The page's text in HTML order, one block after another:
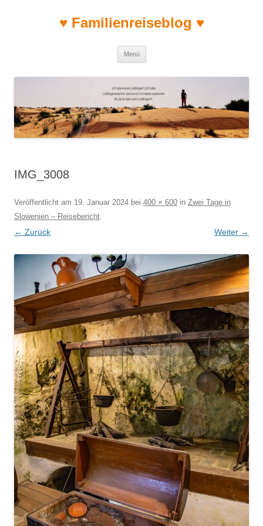
♥ Familienreiseblog ♥
Menü
IMG_3008
Veröffentlicht am 19. Januar 2024 bei 400 × 600 in Zwei Tage in
Slowenien – Reisebericht.
← Zurück Weiter →